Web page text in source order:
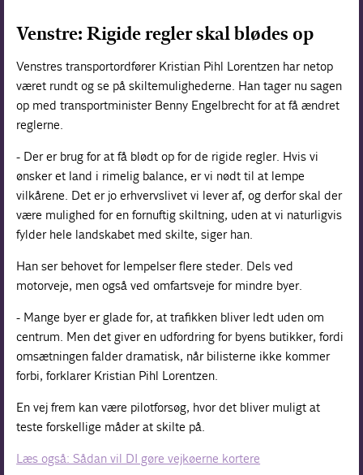
Venstre: Rigide regler skal blødes op
Venstres transportordfører Kristian Pihl Lorentzen har netop
været rundt og se på skiltemulighederne. Han tager nu sagen
op med transportminister Benny Engelbrecht for at få ændret
reglerne.
- Der er brug for at få blødt op for de rigide regler. Hvis vi
ønsker et land i rimelig balance, er vi nødt til at lempe
vilkårene. Det er jo erhvervslivet vi lever af, og derfor skal der
være mulighed for en fornuftig skiltning, uden at vi naturligvis
fylder hele landskabet med skilte, siger han.
Han ser behovet for lempelser flere steder. Dels ved
motorveje, men også ved omfartsveje for mindre byer.
- Mange byer er glade for, at trafikken bliver ledt uden om
centrum. Men det giver en udfordring for byens butikker, fordi
omsætningen falder dramatisk, når bilisterne ikke kommer
forbi, forklarer Kristian Pihl Lorentzen.
En vej frem kan være pilotforsøg, hvor det bliver muligt at
teste forskellige måder at skilte på.
Læs også: Sådan vil DI gøre vejkøerne kortere